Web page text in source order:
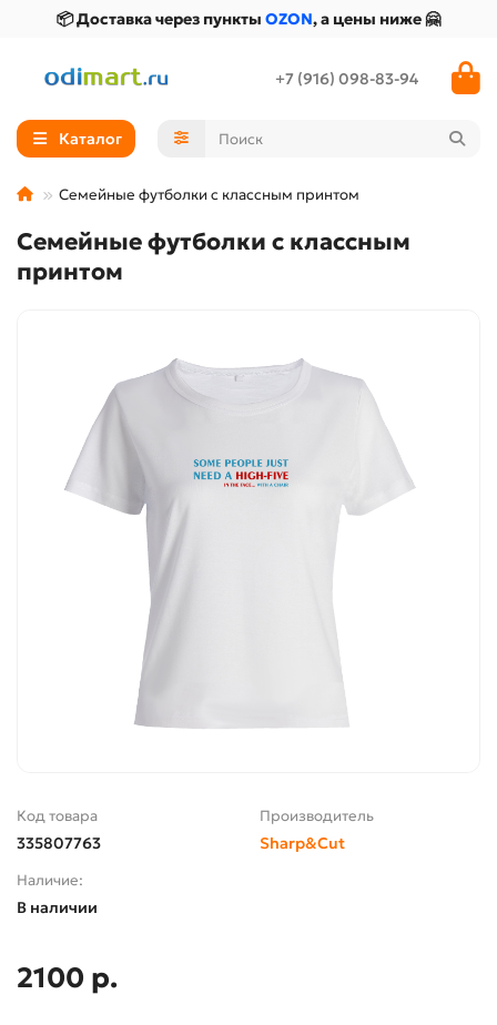
📦 Доставка через пункты OZON, а цены ниже 🤗
+7 (916) 098-83-94
Каталог
Семейные футболки с классным принтом
Семейные футболки с классным
принтом
Код товара
335807763
Производитель
Sharp&Cut
Наличие:
В наличии
2100 р.